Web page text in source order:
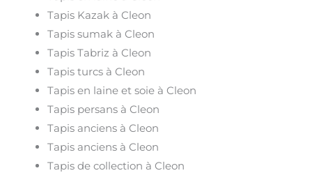
Tapis Kazak à Cleon
Tapis sumak à Cleon
Tapis Tabriz à Cleon
Tapis turcs à Cleon
Tapis en laine et soie à Cleon
Tapis persans à Cleon
Tapis anciens à Cleon
Tapis anciens à Cleon
Tapis de collection à Cleon